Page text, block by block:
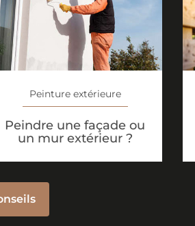
Peinture extérieure
Peindre une façade ou
un mur extérieur ?